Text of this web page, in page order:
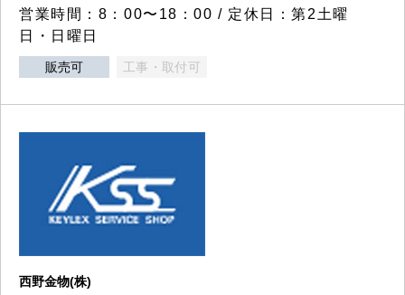
営業時間：8：00〜18：00 / 定休日：第2土曜
日・日曜日
販売可 工事・取付可
西野金物(株)